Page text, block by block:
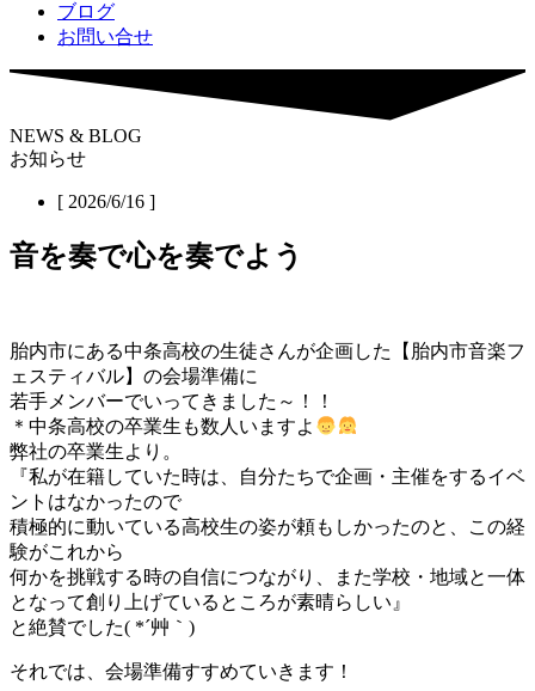
ブログ
お問い合せ
NEWS & BLOG
お知らせ
[ 2026/6/16 ]
音を奏で心を奏でよう
胎内市にある中条高校の生徒さんが企画した【胎内市音楽フ
ェスティバル】の会場準備に
若手メンバーでいってきました～！！
＊中条高校の卒業生も数人いますよ
弊社の卒業生より。
『私が在籍していた時は、自分たちで企画・主催をするイベ
ントはなかったので
積極的に動いている高校生の姿が頼もしかったのと、この経
験がこれから
何かを挑戦する時の自信につながり、また学校・地域と一体
となって創り上げているところが素晴らしい』
と絶賛でした( *´艸｀)
それでは、会場準備すすめていきます！